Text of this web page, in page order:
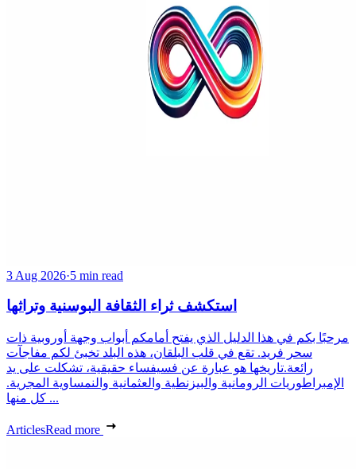
3 Aug 2026·5 min read
استكشف ثراء الثقافة البوسنية وتراثها
مرحبًا بكم في هذا الدليل الذي يفتح أمامكم أبواب وجهة أوروبية ذات
سحر فريد. تقع في قلب البلقان، هذه البلد تخبئ لكم مفاجآت
رائعة.تاريخها هو عبارة عن فسيفساء حقيقية، تشكلت على يد
الإمبراطوريات الرومانية والبيزنطية والعثمانية والنمساوية المجرية.
كل منها ...
ArticlesRead more